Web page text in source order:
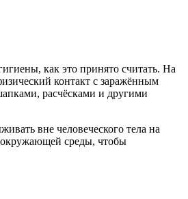
как это принято считать. На
контакт с заражённым
расчёсками и другими
вне человеческого тела на
окружающей среды, чтобы